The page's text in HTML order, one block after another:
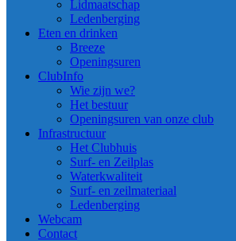
Lidmaatschap
Ledenberging
Eten en drinken
Breeze
Openingsuren
ClubInfo
Wie zijn we?
Het bestuur
Openingsuren van onze club
Infrastructuur
Het Clubhuis
Surf- en Zeilplas
Waterkwaliteit
Surf- en zeilmateriaal
Ledenberging
Webcam
Contact